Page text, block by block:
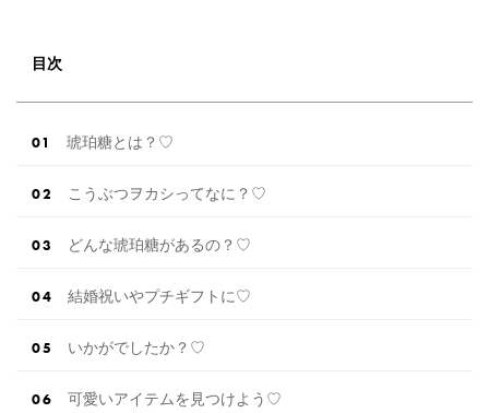
ン内容をま […]続きを読む
目次
琥珀糖とは？♡
こうぶつヲカシってなに？♡
どんな琥珀糖があるの？♡
結婚祝いやプチギフトに♡
いかがでしたか？♡
可愛いアイテムを見つけよう♡